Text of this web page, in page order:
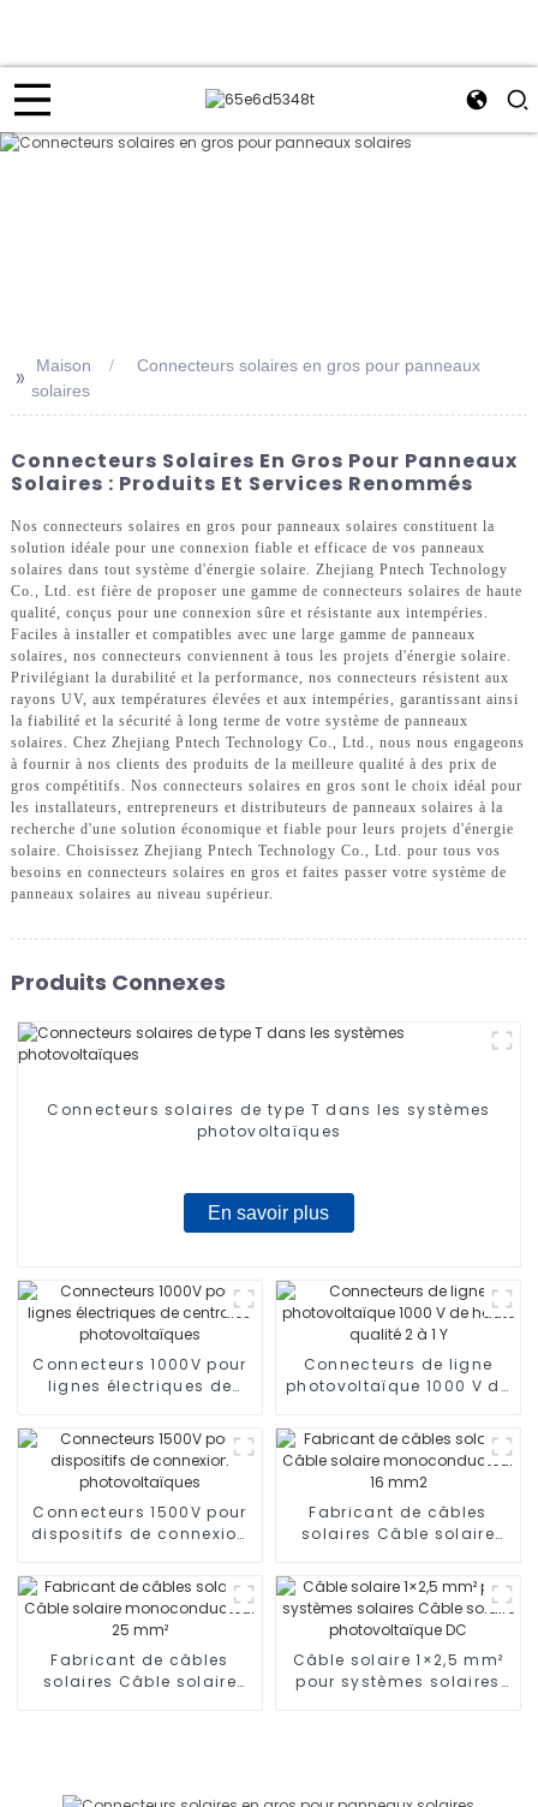
>> Maison
Connecteurs solaires en gros pour panneaux
solaires
Connecteurs Solaires En Gros Pour Panneaux
Solaires : Produits Et Services Renommés
Nos connecteurs solaires en gros pour panneaux solaires constituent la
solution idéale pour une connexion fiable et efficace de vos panneaux
solaires dans tout système d'énergie solaire. Zhejiang Pntech Technology
Co., Ltd. est fière de proposer une gamme de connecteurs solaires de haute
qualité, conçus pour une connexion sûre et résistante aux intempéries.
Faciles à installer et compatibles avec une large gamme de panneaux
solaires, nos connecteurs conviennent à tous les projets d'énergie solaire.
Privilégiant la durabilité et la performance, nos connecteurs résistent aux
rayons UV, aux températures élevées et aux intempéries, garantissant ainsi
la fiabilité et la sécurité à long terme de votre système de panneaux
solaires. Chez Zhejiang Pntech Technology Co., Ltd., nous nous engageons
à fournir à nos clients des produits de la meilleure qualité à des prix de
gros compétitifs. Nos connecteurs solaires en gros sont le choix idéal pour
les installateurs, entrepreneurs et distributeurs de panneaux solaires à la
recherche d'une solution économique et fiable pour leurs projets d'énergie
solaire. Choisissez Zhejiang Pntech Technology Co., Ltd. pour tous vos
besoins en connecteurs solaires en gros et faites passer votre système de
panneaux solaires au niveau supérieur.
Produits Connexes
Connecteurs solaires de type T dans les systèmes
photovoltaïques
En savoir plus
Connecteurs 1000V pour
lignes électriques de
photovoltaïques
Connecteurs de ligne
photovoltaïque 1000 V de
Connecteurs 1500V pour
dispositifs de connexion
Fabricant de câbles
solaires Câble solaire
Fabricant de câbles
solaires Câble solaire
Câble solaire 1×2,5 mm²
pour systèmes solaires